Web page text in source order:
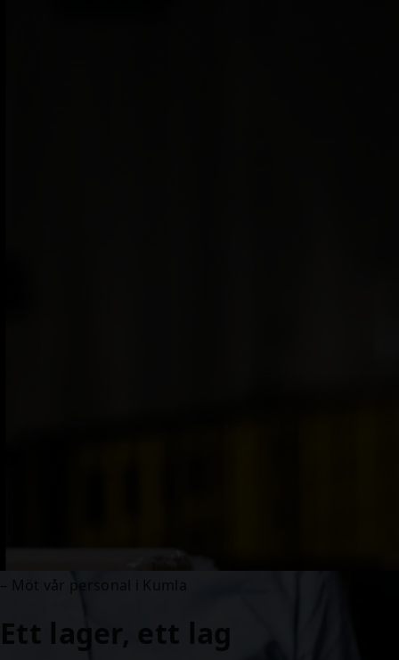
– Möt vår personal i Kumla
Ett lager, ett lag